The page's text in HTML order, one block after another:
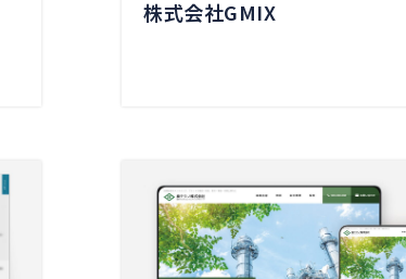
株式会社GMIX